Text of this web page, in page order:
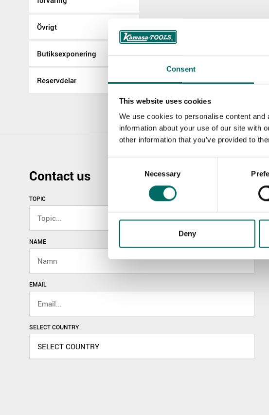
Consent
This website uses cookies
We use cookies to personalise content
information about your use of our site with
other information that you’ve provided to
Necessary
Deny
Övrigt
Butiksexponering
Reservdelar
Contact us
TOPIC
NAME
EMAIL
SELECT COUNTRY